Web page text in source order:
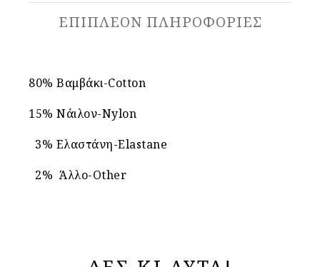
ΕΠΙΠΛΈΟΝ ΠΛΗΡΟΦΟΡΊΕΣ
80% Βαμβάκι-Cotton
15% Νάιλον-Nylon
3% Ελαστάνη-Elastane
2% Άλλο-Other